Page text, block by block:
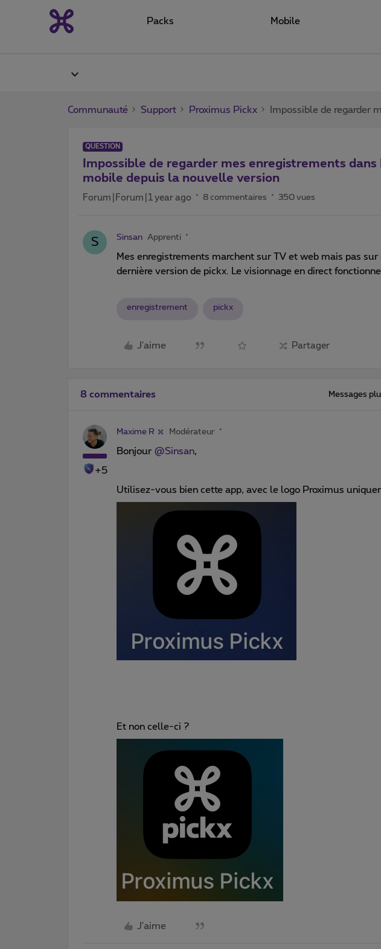
Packs Mobile
Communauté Support Proximus Pickx Impossible de regarder
QUESTION
Impossible de regarder mes enregistrements dans
mobile depuis la nouvelle version
Forum|Forum|1 year ago 8 commentaires 350 vues
S Sinsan Apprenti
Mes enregistrements marchent sur TV et web mais pas
dernière version de pickx. Le visionnage en direct fonctionne
enregistrement pickx
J'aime Partager
8 commentaires Messages
+5
Maxime R Modérateur
Bonjour ​ @Sinsan,
Utilisez-vous bien cette app, avec le logo Proximus
Et non celle-ci ?
J'aime